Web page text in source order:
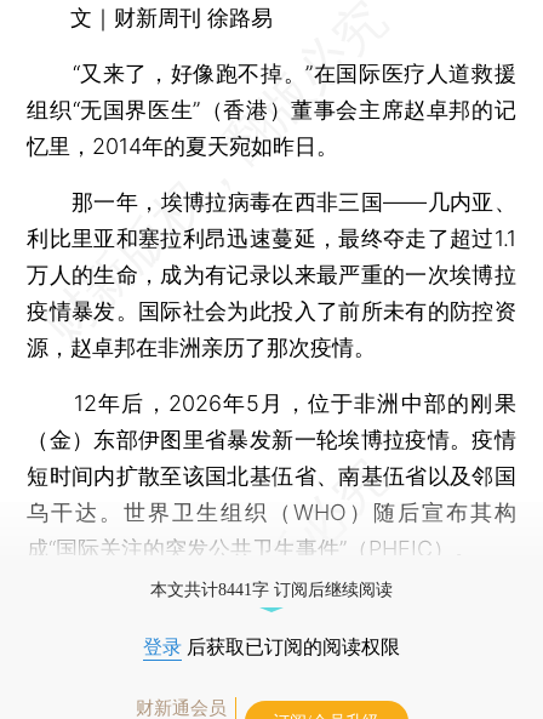
文｜财新周刊 徐路易
“又来了，好像跑不掉。”在国际医疗人道救援
组织“无国界医生”（香港）董事会主席赵卓邦的记
忆里，2014年的夏天宛如昨日。
那一年，埃博拉病毒在西非三国——几内亚、
利比里亚和塞拉利昂迅速蔓延，最终夺走了超过1.1
万人的生命，成为有记录以来最严重的一次埃博拉
疫情暴发。国际社会为此投入了前所未有的防控资
源，赵卓邦在非洲亲历了那次疫情。
12年后，2026年5月，位于非洲中部的刚果
（金）东部伊图里省暴发新一轮埃博拉疫情。疫情
短时间内扩散至该国北基伍省、南基伍省以及邻国
乌干达。世界卫生组织（WHO）随后宣布其构
成“国际关注的突发公共卫生事件”（PHEIC）。
本文共计8441字 订阅后继续阅读
登录 后获取已订阅的阅读权限
财新通会员